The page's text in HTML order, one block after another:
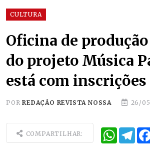
CULTURA
Oficina de
do projeto Música
está com inscrições
PORREDAÇÃO REVISTA NOSSA 26/
COMPARTILHAR: